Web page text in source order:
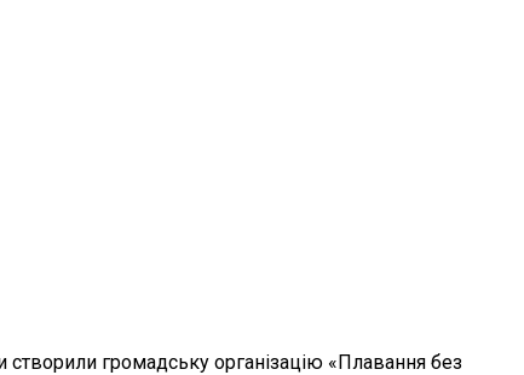
створили громадську організацію «Плавання без